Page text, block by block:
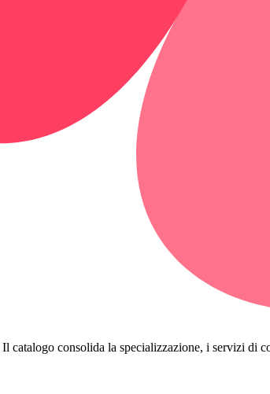
Il catalogo consolida la specializzazione, i servizi di